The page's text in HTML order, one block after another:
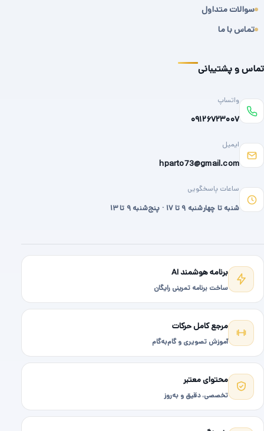
سوالات متداول
تماس با ما
تماس و پشتیبانی
واتساپ
۰۹۱۲۶۷۲۳۰۰۷
ایمیل
hparto73@gmail.com
ساعات پاسخگویی
شنبه تا چهارشنبه ۹ تا ۱۷ · پنج‌شنبه ۹ تا ۱۳
برنامه هوشمند AI
ساخت برنامه تمرینی رایگان
مرجع کامل حرکات
آموزش تصویری و گام‌به‌گام
محتوای معتبر
تخصصی، دقیق و به‌روز